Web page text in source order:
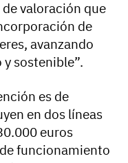
valoración que
de
avanzando
sostenible”.
es de
en dos líneas
euros
funcionamiento